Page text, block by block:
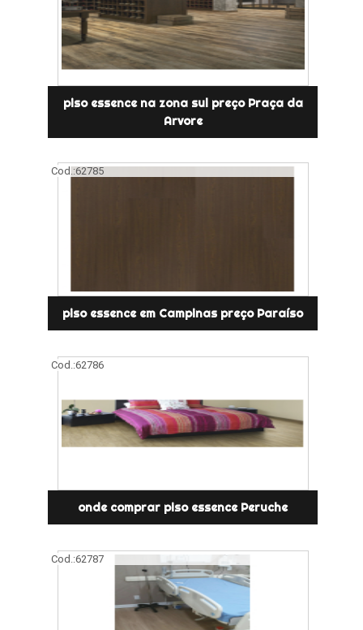
piso essence na zona sul preço Praça da
Arvore
Cod.:62785
piso essence em Campinas preço Paraíso
Cod.:62786
onde comprar piso essence Peruche
Cod.:62787